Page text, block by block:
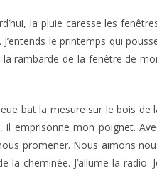
la pluie caresse les
le printemps qui
la rambarde de la fenêtre de
bat la mesure sur le bois de
il emprisonne mon poignet.
promener. Nous aimons
la cheminée. J’allume la radio.